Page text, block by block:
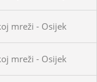
mreži - Osijek
mreži - Osijek